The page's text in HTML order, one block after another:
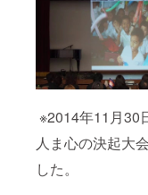
※2014年11月30
人ま心の決起大
した。